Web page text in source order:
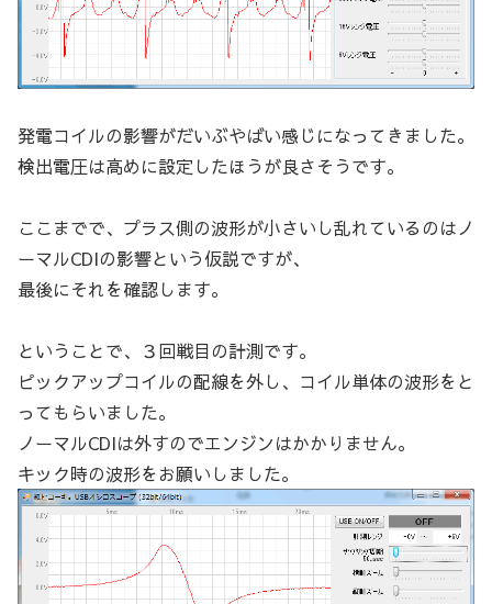
発電コイルの影響がだいぶやばい感じになってきました。
検出電圧は高めに設定したほうが良さそうです。
ここまでで、プラス側の波形が小さいし乱れているのはノ
ーマルCDIの影響という仮説ですが、
最後にそれを確認します。
ということで、３回戦目の計測です。
ピックアップコイルの配線を外し、コイル単体の波形をと
ってもらいました。
ノーマルCDIは外すのでエンジンはかかりません。
キック時の波形をお願いしました。